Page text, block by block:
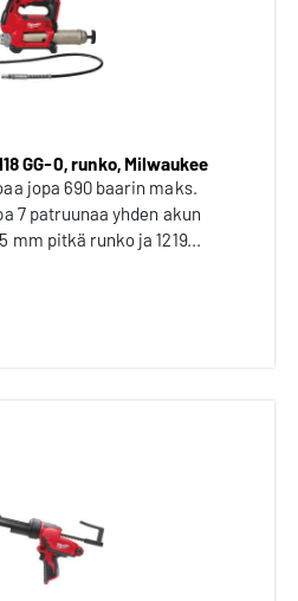
GG-0, runko, Milwaukee
jopa 690 baarin maks.
7 patruunaa yhden akun
pitkä runko ja 1219...